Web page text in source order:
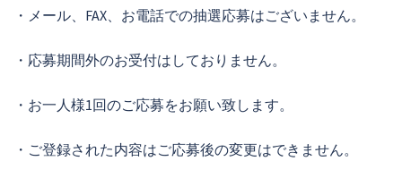
・メール、FAX、お電話での抽選応募はございません。
・応募期間外のお受付はしておりません。
・お一人様1回のご応募をお願い致します。
・ご登録された内容はご応募後の変更はできません。